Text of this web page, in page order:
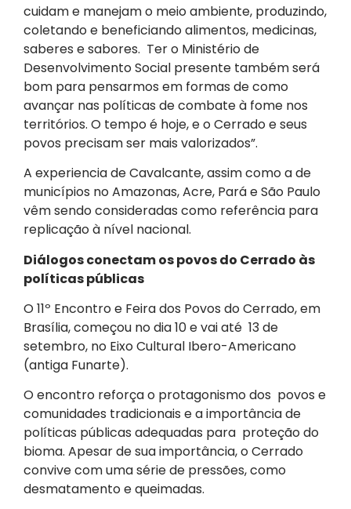
cuidam e manejam o meio ambiente, produzindo,
coletando e beneficiando alimentos, medicinas,
saberes e sabores. Ter o Ministério de
Desenvolvimento Social presente também será
bom para pensarmos em formas de como
avançar nas políticas de combate à fome nos
territórios. O tempo é hoje, e o Cerrado e seus
povos precisam ser mais valorizados”.
A experiencia de Cavalcante, assim como a de
municípios no Amazonas, Acre, Pará e São Paulo
vêm sendo consideradas como referência para
replicação à nível nacional.
Diálogos conectam os povos do Cerrado às
políticas públicas
O 11º Encontro e Feira dos Povos do Cerrado, em
Brasília, começou no dia 10 e vai até 13 de
setembro, no Eixo Cultural Ibero-Americano
(antiga Funarte).
O encontro reforça o protagonismo dos povos e
comunidades tradicionais e a importância de
políticas públicas adequadas para proteção do
bioma. Apesar de sua importância, o Cerrado
convive com uma série de pressões, como
desmatamento e queimadas.